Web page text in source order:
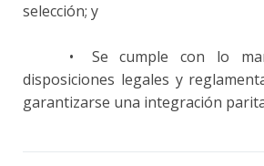
selección; y
•
Se cumple con lo
disposiciones legales y
garantizarse una integración